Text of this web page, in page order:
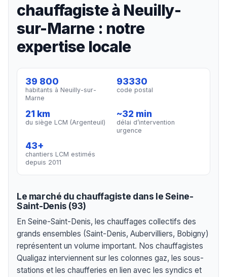
chauffagiste à Neuilly-
sur-Marne : notre
expertise locale
39 800
habitants à Neuilly-sur-
Marne
93330
code postal
21 km
du siège LCM (Argenteuil)
~32 min
délai d’intervention
urgence
43+
chantiers LCM estimés
depuis 2011
Le marché du chauffagiste dans le Seine-
Saint-Denis (93)
En Seine-Saint-Denis, les chauffages collectifs des
grands ensembles (Saint-Denis, Aubervilliers, Bobigny)
représentent un volume important. Nos chauffagistes
Qualigaz interviennent sur les colonnes gaz, les sous-
stations et les chaufferies en lien avec les syndics et